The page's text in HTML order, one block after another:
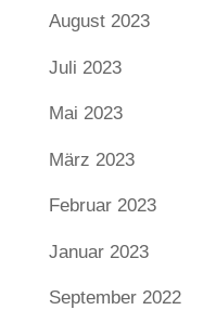
August 2023
Juli 2023
Mai 2023
März 2023
Februar 2023
Januar 2023
September 2022